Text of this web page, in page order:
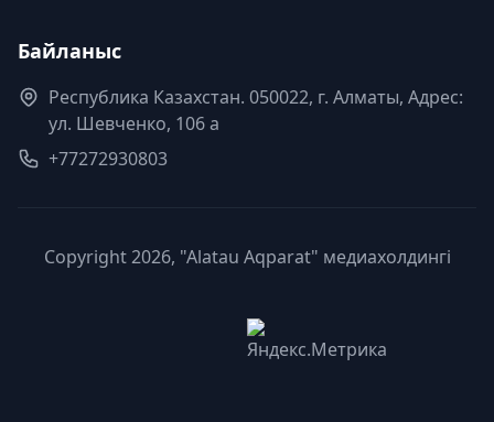
Байланыс
Республика Казахстан. 050022, г. Алматы, Адрес:
ул. Шевченко, 106 а
+77272930803
Copyright 2026, "Alatau Aqparat" медиахолдингі